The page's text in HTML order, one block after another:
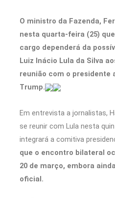
O ministro da Fazenda,
nesta quarta-feira (25)
cargo dependerá da
Luiz Inácio Lula da Silva
reunião com o presidente
Trump.
Em entrevista a jornalistas,
se reunir com Lula nesta
integrará a comitiva
que o encontro bilateral
20 de março, embora
oficial.